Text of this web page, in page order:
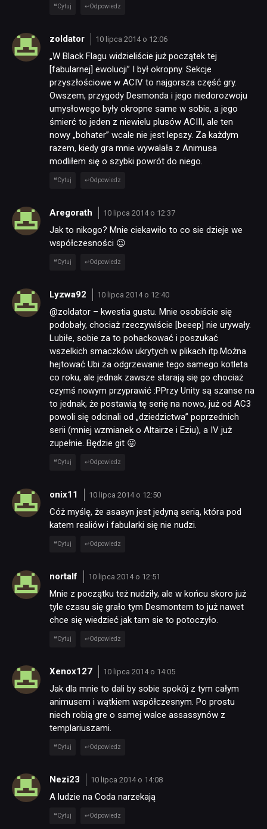
NEWSY
RECENZJE
KULTURA
TECHNOLOGIE
DYSKUSJE
JUŻ GRALIŚMY
SKLEP
Cytuj Odpowiedz
zoldator 10 lipca 2014 o 12:06
„W Black Flagu widzieliście już początek tej
[fabularnej] ewolucji” I był okropny. Sekcje
przyszłościowe w ACIV to najgorsza część gry.
Owszem, przygody Desmonda i jego niedorozwoju
umysłowego były okropne same w sobie, a jego
śmierć to jeden z niewielu plusów ACIII, ale ten
nowy „bohater” wcale nie jest lepszy. Za każdym
razem, kiedy gra mnie wywalała z Animusa
modliłem się o szybki powrót do niego.
Cytuj Odpowiedz
Aregorath 10 lipca 2014 o 12:37
Jak to nikogo? Mnie ciekawiło to co sie dzieje we
współczesności 😉
Cytuj Odpowiedz
Lyzwa92 10 lipca 2014 o 12:40
@zoldator – kwestia gustu. Mnie osobiście się
podobały, chociaż rzeczywiście [beeep] nie urywały.
Lubiłe, sobie za to pohackować i poszukać
wszelkich smaczków ukrytych w plikach itp.Można
hejtować Ubi za odgrzewanie tego samego kotleta
co roku, ale jednak zawsze starają się go chociaż
czymś nowym przyprawić :PPrzy Unity są szanse na
to jednak, że postawią tę serię na nowo, już od AC3
powoli się odcinali od „dziedzictwa” poprzednich
serii (mniej wzmianek o Altairze i Eziu), a IV już
zupełnie. Będzie git 😛
Cytuj Odpowiedz
onix11 10 lipca 2014 o 12:50
Cóż myślę, że asasyn jest jedyną serią, która pod
katem realiów i fabularki się nie nudzi.
Cytuj Odpowiedz
nortalf 10 lipca 2014 o 12:51
Mnie z początku też nudziły, ale w końcu skoro już
tyle czasu się grało tym Desmontem to już nawet
chce się wiedzieć jak tam sie to potoczyło.
Cytuj Odpowiedz
Xenox127 10 lipca 2014 o 14:05
Jak dla mnie to dali by sobie spokój z tym całym
animusem i wątkiem współczesnym. Po prostu
niech robią gre o samej walce assassynów z
templariuszami.
Cytuj Odpowiedz
Nezi23 10 lipca 2014 o 14:08
A ludzie na Coda narzekają
Cytuj Odpowiedz